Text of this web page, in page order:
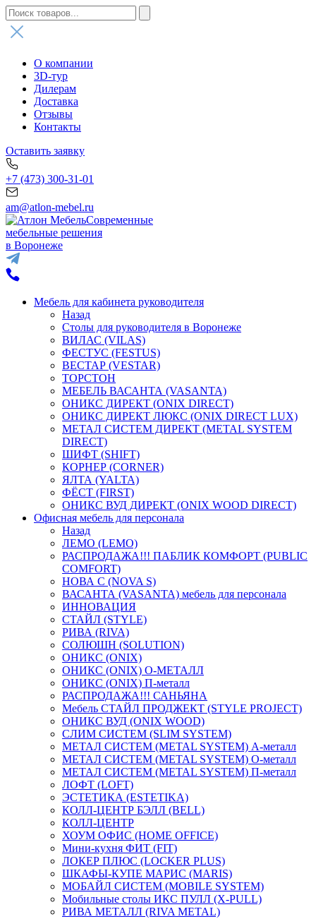
О компании
3D-тур
Дилерам
Доставка
Отзывы
Контакты
Оставить заявку
+7 (473) 300-31-01
am@atlon-mebel.ru
Современные
мебельные решения
в Воронеже
Мебель для кабинета руководителя
Назад
Столы для руководителя в Воронеже
ВИЛАС (VILAS)
ФЕСТУС (FESTUS)
ВЕСТАР (VESTAR)
ТОРСТОН
МЕБЕЛЬ ВАСАНТА (VASANTA)
ОНИКС ДИРЕКТ (ONIX DIRECT)
ОНИКС ДИРЕКТ ЛЮКС (ONIX DIRECT LUX)
МЕТАЛ СИСТЕМ ДИРЕКТ (METAL SYSTEM
DIRECT)
ШИФТ (SHIFT)
КОРНЕР (CORNER)
ЯЛТА (YALTA)
ФЁСТ (FIRST)
ОНИКС ВУД ДИРЕКТ (ONIX WOOD DIRECT)
Офисная мебель для персонала
Назад
ЛЕМО (LEMO)
РАСПРОДАЖА!!! ПАБЛИК КОМФОРТ (PUBLIC
COMFORT)
НОВА С (NOVA S)
ВАСАНТА (VASANTA) мебель для персонала
ИННОВАЦИЯ
СТАЙЛ (STYLE)
РИВА (RIVA)
СОЛЮШН (SOLUTION)
ОНИКС (ONIX)
ОНИКС (ONIX) O-МЕТАЛЛ
ОНИКС (ONIX) П-металл
РАСПРОДАЖА!!! САНЬЯНА
Мебель СТАЙЛ ПРОДЖЕКТ (STYLE PROJECT)
ОНИКС ВУД (ONIX WOOD)
СЛИМ СИСТЕМ (SLIM SYSTEM)
МЕТАЛ СИСТЕМ (METAL SYSTEM) А-металл
МЕТАЛ СИСТЕМ (METAL SYSTEM) О-металл
МЕТАЛ СИСТЕМ (METAL SYSTEM) П-металл
ЛОФТ (LOFT)
ЭСТЕТИКА (ESTETIKA)
КОЛЛ-ЦЕНТР БЭЛЛ (BELL)
КОЛЛ-ЦЕНТР
ХОУМ ОФИС (HOME OFFICE)
Мини-кухня ФИТ (FIT)
ЛОКЕР ПЛЮС (LOCKER PLUS)
ШКАФЫ-КУПЕ МАРИС (MARIS)
МОБАЙЛ СИСТЕМ (MOBILE SYSTEM)
Мобильные столы ИКС ПУЛЛ (X-PULL)
РИВА МЕТАЛЛ (RIVA METAL)